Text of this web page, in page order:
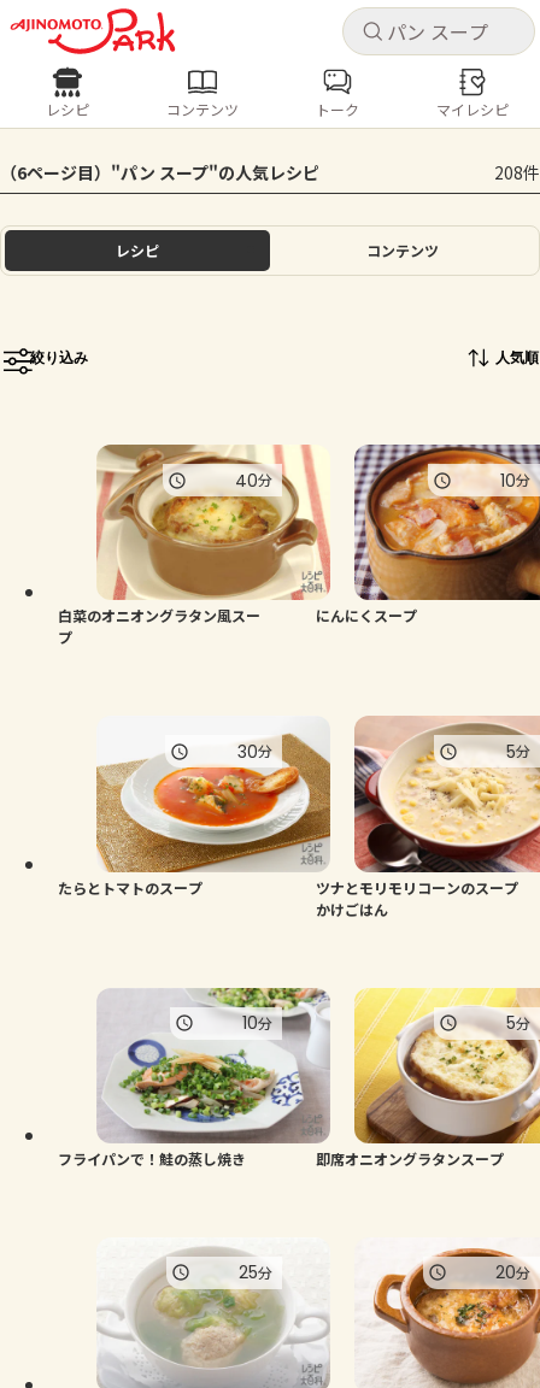
キャ
ログインするとレシピを保存できます
ログイン
ホーム
トーク
よくあるお問い合わせ
お買い物
キャ
レシピ コンテンツ
人気の食材・レシピ
きゅうり なす トマト とうもろこし
ピーマン
レシピ コンテンツ トーク マイレシピ
（6ページ目）"パン スープ"の人気レシピ 208件
レシピ コンテンツ
絞り込み 人気順
白菜のオニオングラタン風スー
プ
40分
にんにくスープ
10分
たらとトマトのスープ
30分
ツナとモリモリコーンのスープ
かけごはん
5分
フライパンで！鮭の蒸し焼き
10分
即席オニオングラタンスープ
5分
25分 20分